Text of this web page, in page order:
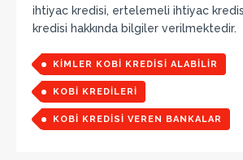
ihtiyac kredisi, ertelemeli ihtiyac
kredisi hakkında bilgiler verilmektedir.
KIMLER KOBI KREDISI ALABILIR
KOBI KREDILERI
KOBI KREDISI VEREN BANKALAR